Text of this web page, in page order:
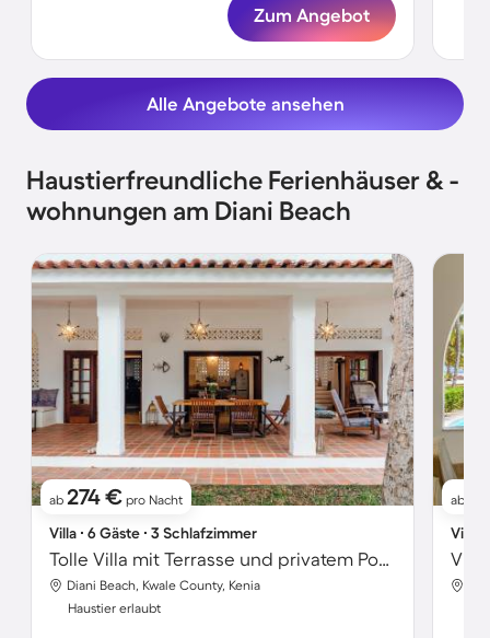
Zum Angebot
Alle Angebote ansehen
Haustierfreundliche Ferienhäuser & -
wohnungen am Diani Beach
ab 274 € pro Nacht
Villa ∙ 6 Gäste ∙ 3 Schlafzimmer
Tolle Villa mit Terrasse und privatem Pool | Neben dem Strand | Haustiere sind willkommen
Diani Beach, Kwale County, Kenia
Haustier erlaubt
ab
Villa
Villa